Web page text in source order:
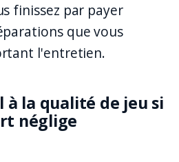
finissez par payer
que vous
l'entretien.
à la qualité de jeu si
néglige